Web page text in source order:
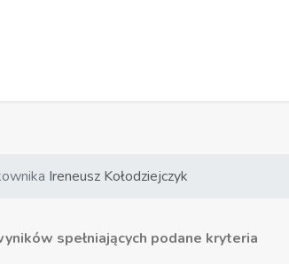
Ireneusz Kołodziejczyk
spełniających podane kryteria